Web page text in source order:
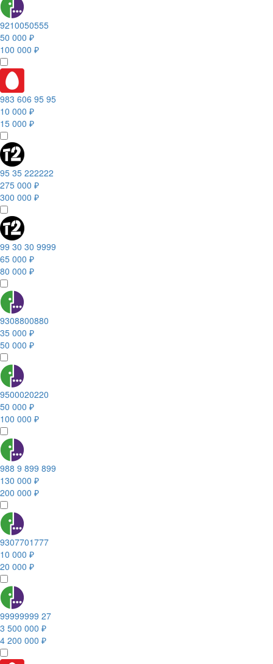
9210050555
50 000 ₽
100 000 ₽
983 606 95 95
10 000 ₽
15 000 ₽
95 35 222222
275 000 ₽
300 000 ₽
99 30 30 9999
65 000 ₽
80 000 ₽
9308800880
35 000 ₽
50 000 ₽
9500020220
50 000 ₽
100 000 ₽
988 9 899 899
130 000 ₽
200 000 ₽
9307701777
10 000 ₽
20 000 ₽
99999999 27
3 500 000 ₽
4 200 000 ₽